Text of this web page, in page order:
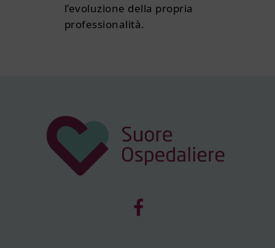
l’evoluzione della propria
professionalità.